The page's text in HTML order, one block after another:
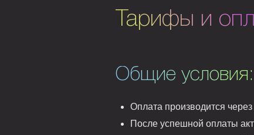
Тарифы и
Общие условия:
Оплата производится через
После успешной оплаты